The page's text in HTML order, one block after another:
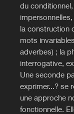
du
la construction
mots
adverbes) ; la
interrogative,
Une seconde
exprimer...? se
une approche
fonctionnelle.